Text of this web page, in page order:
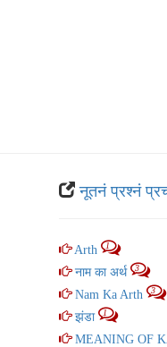
नूतनं प्रश्नं
Arth 1
नाम का अर्थ 3
Nam Ka Arth 3
झंडा 1
MEANING OF